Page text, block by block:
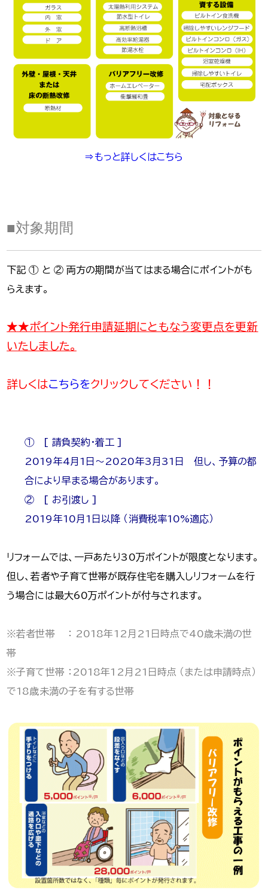
⇒もっと詳しくはこちら
■対象期間
下記 ① と ② 両方の期間が当てはまる場合にポイントがも
らえます。
★★ポイント発行申請延期にともなう変更点を更新
いたしました。
詳しくはこちらをクリックしてください！！
① [ 請負契約・着工 ]
2019年4月1日～2020年3月31日 但し、予算の都
合により早まる場合があります。
② [ お引渡し ]
2019年10月1日以降 （消費税率10%適応）
リフォームでは、一戸あたり30万ポイントが限度となります。
但し、若者や子育て世帯が既存住宅を購入しリフォームを行
う場合には最大60万ポイントが付与されます。
※若者世帯 ： 2018年12月21日時点で40歳未満の世
帯
※子育て世帯 ：2018年12月21日時点 （または申請時点）
で18歳未満の子を有する世帯